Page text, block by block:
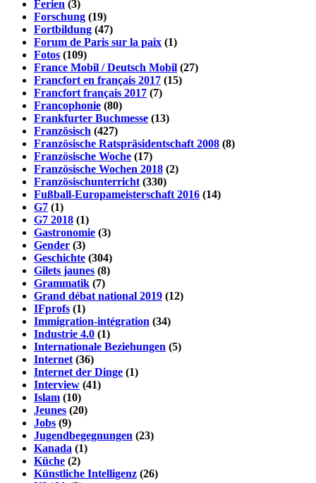
Ferien (3)
Forschung (19)
Fortbildung (47)
Forum de Paris sur la paix (1)
Fotos (109)
France Mobil / Deutsch Mobil (27)
Francfort en français 2017 (15)
Francfort français 2017 (7)
Francophonie (80)
Frankfurter Buchmesse (13)
Französisch (427)
Französische Ratspräsidentschaft 2008 (8)
Französische Woche (17)
Französische Wochen 2018 (2)
Französischunterricht (330)
Fußball-Europameisterschaft 2016 (14)
G7 (1)
G7 2018 (1)
Gastronomie (3)
Gender (3)
Geschichte (304)
Gilets jaunes (8)
Grammatik (7)
Grand débat national 2019 (12)
IFprofs (1)
Immigration-intégration (34)
Industrie 4.0 (1)
Internationale Beziehungen (5)
Internet (36)
Internet der Dinge (1)
Interview (41)
Islam (10)
Jeunes (20)
Jobs (9)
Jugendbegegnungen (23)
Kanada (1)
Küche (2)
Künstliche Intelligenz (26)